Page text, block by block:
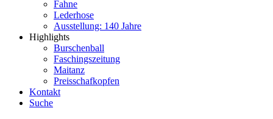
Fahne
Lederhose
Ausstellung: 140 Jahre
Highlights
Burschenball
Faschingszeitung
Maitanz
Preisschafkopfen
Kontakt
Suche